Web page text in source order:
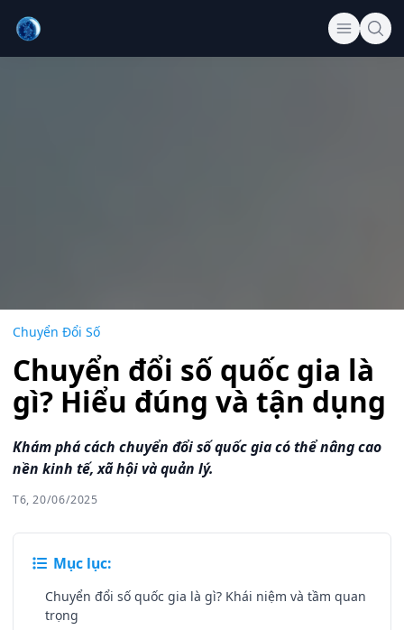
Chuyển Đổi Số
Chuyển đổi số quốc gia là
gì? Hiểu đúng và tận dụng
Khám phá cách chuyển đổi số quốc gia có thể nâng cao
nền kinh tế, xã hội và quản lý.
T6, 20/06/2025
Mục lục:
Chuyển đổi số quốc gia là gì? Khái niệm và tầm quan
trọng